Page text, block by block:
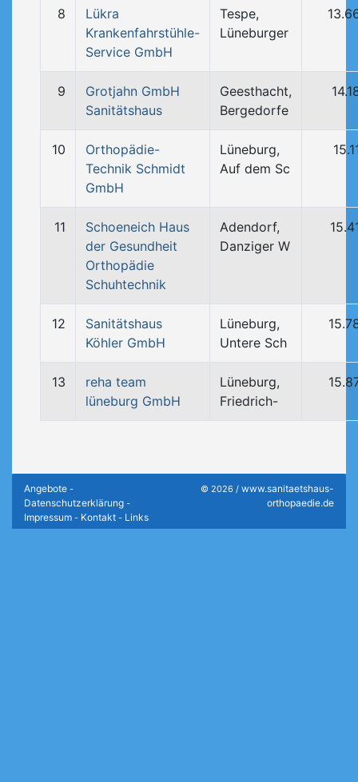
8
Lükra
Krankenfahrstühle-
Service GmbH
Tespe,
Lüneburger
9
Grotjahn GmbH
Sanitätshaus
Geesthacht,
Bergedorfe
10
Orthopädie-
Technik Schmidt
GmbH
Lüneburg,
Auf dem Sc
11
Schoeneich Haus
der Gesundheit
Orthopädie
Schuhtechnik
Adendorf,
Danziger W
12
Sanitätshaus
Köhler GmbH
Lüneburg,
Untere Sch
13
reha team
lüneburg GmbH
Lüneburg,
Friedrich-
Angebote -
Datenschutzerklärung -
Impressum - Kontakt - Links
© 2026 / www.sanitaetshaus-
orthopaedie.de